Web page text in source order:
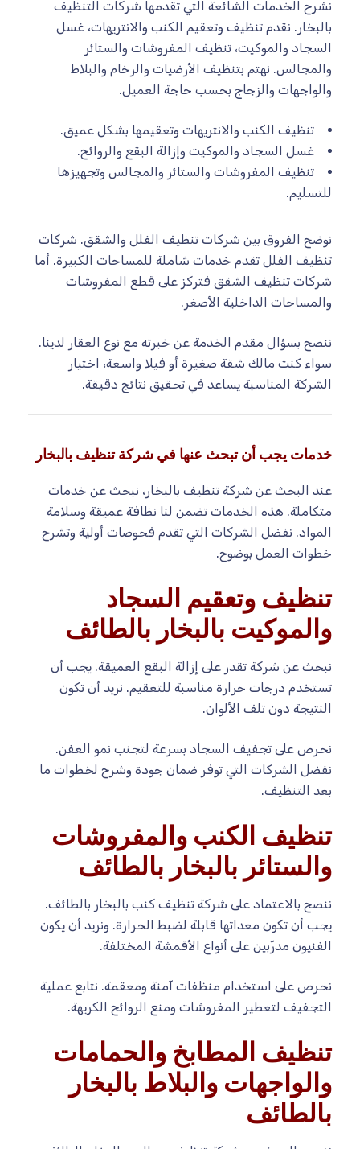
نشرح الخدمات الشائعة التي تقدمها شركات التنظيف
بالبخار. نقدم تنظيف وتعقيم الكنب والانتريهات، غسل
السجاد والموكيت، تنظيف المفروشات والستائر
والمجالس. نهتم بتنظيف الأرضيات والرخام والبلاط
والواجهات والزجاج بحسب حاجة العميل.
تنظيف الكنب والانتريهات وتعقيمها بشكل عميق.
غسل السجاد والموكيت وإزالة البقع والروائح.
تنظيف المفروشات والستائر والمجالس وتجهيزها
للتسليم.
نوضح الفروق بين شركات تنظيف الفلل والشقق. شركات
تنظيف الفلل تقدم خدمات شاملة للمساحات الكبيرة. أما
شركات تنظيف الشقق فتركز على قطع المفروشات
والمساحات الداخلية الأصغر.
ننصح بسؤال مقدم الخدمة عن خبرته مع نوع العقار لدينا.
سواء كنت مالك شقة صغيرة أو فيلا واسعة، اختيار
الشركة المناسبة يساعد في تحقيق نتائج دقيقة.
خدمات يجب أن تبحث عنها في شركة تنظيف بالبخار
عند البحث عن شركة تنظيف بالبخار، نبحث عن خدمات
متكاملة. هذه الخدمات تضمن لنا نظافة عميقة وسلامة
المواد. نفضل الشركات التي تقدم فحوصات أولية وتشرح
خطوات العمل بوضوح.
تنظيف وتعقيم السجاد
والموكيت بالبخار بالطائف
نبحث عن شركة تقدر على إزالة البقع العميقة. يجب أن
تستخدم درجات حرارة مناسبة للتعقيم. نريد أن تكون
النتيجة دون تلف الألوان.
نحرص على تجفيف السجاد بسرعة لتجنب نمو العفن.
نفضل الشركات التي توفر ضمان جودة وشرح لخطوات ما
بعد التنظيف.
تنظيف الكنب والمفروشات
والستائر بالبخار بالطائف
ننصح بالاعتماد على شركة تنظيف كنب بالبخار بالطائف.
يجب أن تكون معداتها قابلة لضبط الحرارة. ونريد أن يكون
الفنيون مدرّبين على أنواع الأقمشة المختلفة.
نحرص على استخدام منظفات آمنة ومعقمة. نتابع عملية
التجفيف لتعطير المفروشات ومنع الروائح الكريهة.
تنظيف المطابخ والحمامات
والواجهات والبلاط بالبخار
بالطائف